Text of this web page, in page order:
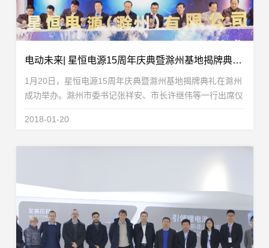
电动未来| 星恒电源15周年庆典暨滁州基地揭牌典礼隆重举办！
1月20日，星恒电源15周年庆典暨滁州基地揭牌典礼在滁州
成功举办。滁州市委书记张祥安、市长许继伟等一行出席仪
会等100多位嘉宾参加了此次活动。星恒电源成立15...
2018-01-20